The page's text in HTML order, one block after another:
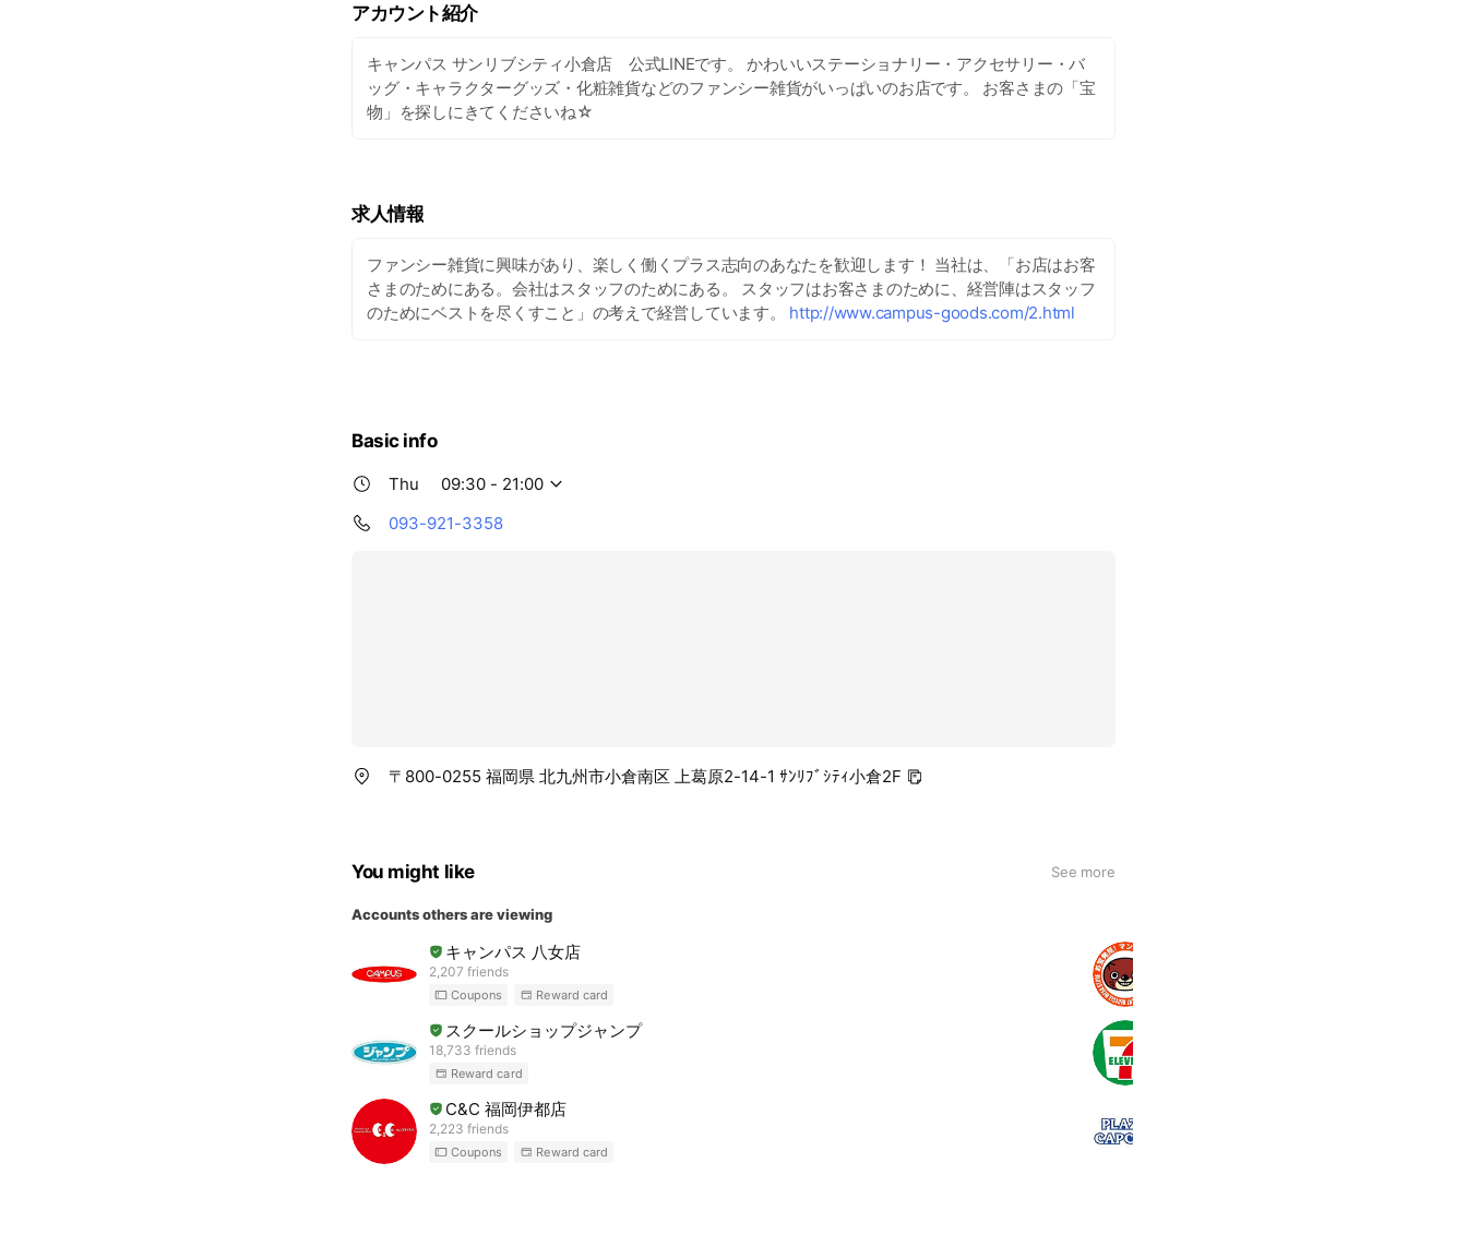
アカウント紹介
キャンパス サンリブシティ小倉店 公式LINEです。 かわいいステーショナリー・アクセサリー・バ
ッグ・キャラクターグッズ・化粧雑貨などのファンシー雑貨がいっぱいのお店です。 お客さまの「宝
物」を探しにきてくださいね☆
求人情報
ファンシー雑貨に興味があり、楽しく働くプラス志向のあなたを歓迎します！ 当社は、「お店はお客
さまのためにある。会社はスタッフのためにある。 スタッフはお客さまのために、経営陣はスタッフ
のためにベストを尽くすこと」の考えで経営しています。 http://www.campus-goods.com/2.html
Basic info
Thu
09:30 - 21:00
093-921-3358
〒800-0255 福岡県 北九州市小倉南区 上葛原2-14-1 ｻﾝﾘﾌﾞｼﾃｨ小倉2F
You might like See more
Accounts others are viewing
キャンパス 八女店
2,207 friends
Coupons Reward card
スクールショップジャンプ
18,733 friends
Reward card
C&C 福岡伊都店
2,223 friends
Coupons Reward card